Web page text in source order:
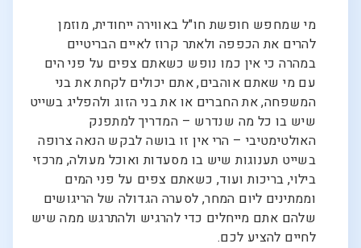
מי שמחפש חופשת חו"ל באווירה ייחודית, מוזמן
להרים את הכפפה ולאתר קרוז לאיים הבריטיים
במהרה כי אין כמו נופש כשאתם צפים על פני הים
עם מי שאתם אוהבים, אתם יכולים לקחת את בני
המשפחה, את החברים או את בני הזוג ולהפליג בשייט
שיש בו כל מה שנדרש – המדריך למתפנק
האולטימטיבי – הרי אין זו בושה לבקש הנאה צרופה
בשייט תענוגות שיש בו מסעדות ואוכל מעולה, מרכזי
בילוי, בריכות ועוד, כשאתם צפים על פני המים
וממתינים ליום המחר, לסערה הגדולה של הריגושים
שלהם אתם מייחלים כדי להרגיש ולהתרגש ממה שיש
לחיים להציע לכם.